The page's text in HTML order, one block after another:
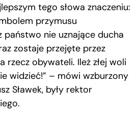
tego słowa znaczeniu:
przymusu
państwo nie uznające ducha
zostaje przejęte przez
rzecz obywateli. Ileż złej woli
widzieć!” – mówi wzburzony
Sławek, były rektor